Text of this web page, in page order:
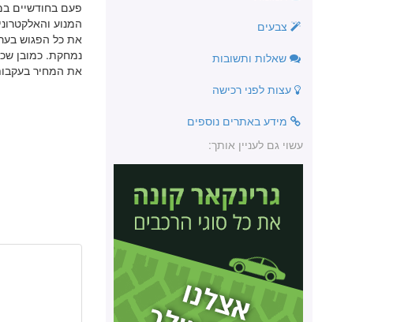
צבעים
שאלות ותשובות
עצות לפני רכישה
מידע באתרים נוספים
עשוי גם לעניין אותך:
פעם בחודשיים
המנוע
את כל הפגוש
את המחיר